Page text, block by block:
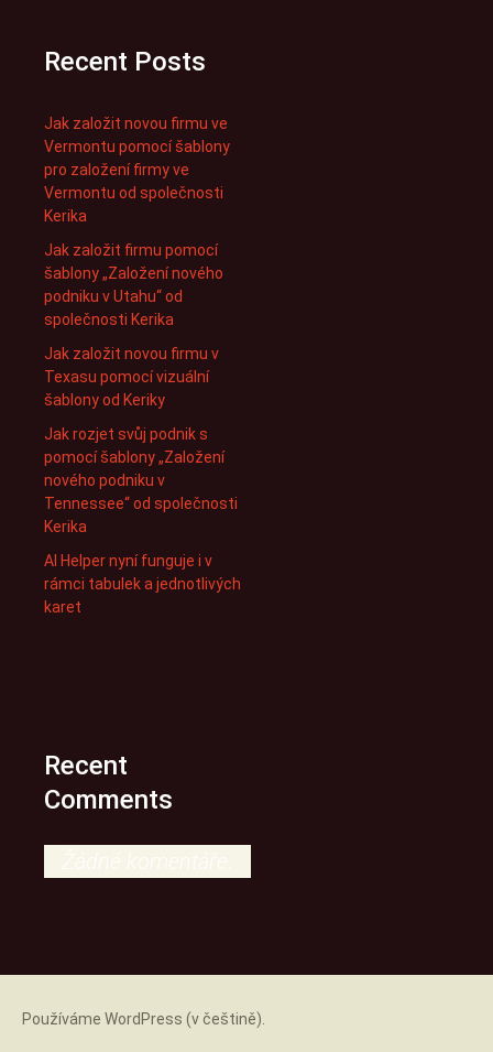
Recent Posts
Jak založit novou firmu ve
Vermontu pomocí šablony
pro založení firmy ve
Vermontu od společnosti
Kerika
Jak založit firmu pomocí
šablony „Založení nového
podniku v Utahu“ od
společnosti Kerika
Jak založit novou firmu v
Texasu pomocí vizuální
šablony od Keriky
Jak rozjet svůj podnik s
pomocí šablony „Založení
nového podniku v
Tennessee“ od společnosti
Kerika
AI Helper nyní funguje i v
rámci tabulek a jednotlivých
karet
Recent
Comments
Žádné komentáře.
Používáme WordPress (v češtině).